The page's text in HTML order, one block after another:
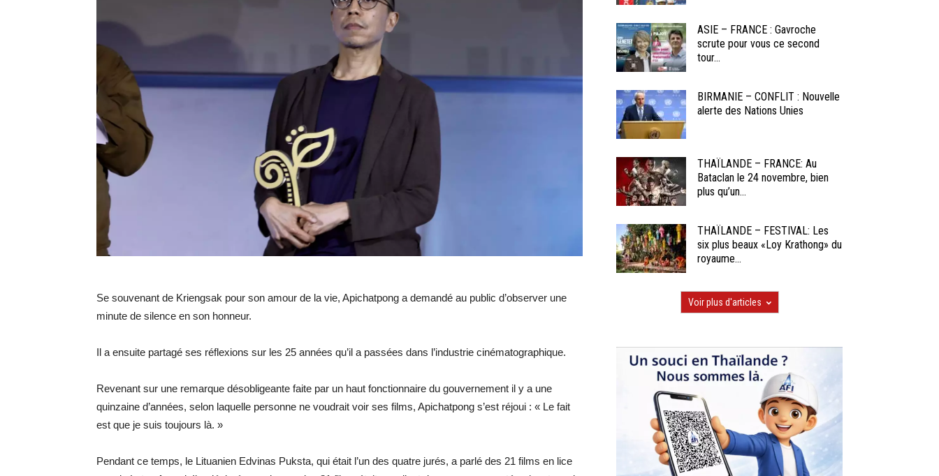
Se souvenant de Kriengsak pour son amour de la vie, Apichatpong a demandé au public d’observer une
minute de silence en son honneur.
Il a ensuite partagé ses réflexions sur les 25 années qu’il a passées dans l’industrie cinématographique.
Revenant sur une remarque désobligeante faite par un haut fonctionnaire du gouvernement il y a une
quinzaine d’années, selon laquelle personne ne voudrait voir ses films, Apichatpong s’est réjoui : « Le fait
est que je suis toujours là. »
Pendant ce temps, le Lituanien Edvinas Puksta, qui était l’un des quatre jurés, a parlé des 21 films en lice
ASIE – FRANCE : Gavroche
scrute pour vous ce second
tour...
BIRMANIE – CONFLIT : Nouvelle
alerte des Nations Unies
THAÏLANDE – FRANCE: Au
Bataclan le 24 novembre, bien
plus qu’un...
THAÏLANDE – FESTIVAL: Les
six plus beaux «Loy Krathong» du
royaume...
Voir plus d'articles